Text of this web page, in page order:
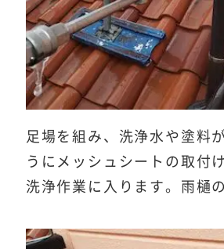
足場を組み、洗浄水や塗料
うにメッシュシートの取付
洗浄作業に入ります。雨樋